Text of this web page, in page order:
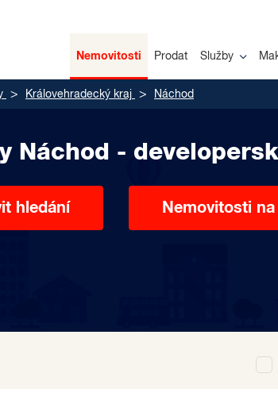
Nemovitosti Prodat Služby
Královehradecký kraj Náchod
Náchod -
hledání Nemovitosti